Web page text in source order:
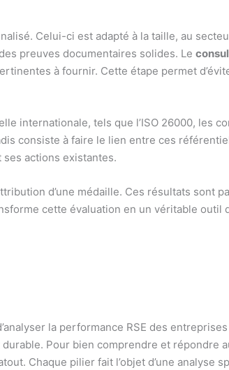
Celui-ci est adapté à la taille, au
preuves documentaires solides. Le
à fournir. Cette étape permet
internationale, tels que l’ISO 26000, les
consiste à faire le lien entre ces
ses actions existantes.
d’une médaille. Ces résultats sont
cette évaluation en un véritable outil
la performance RSE des
Pour bien comprendre et répondre
Chaque pilier fait l’objet d’une analyse